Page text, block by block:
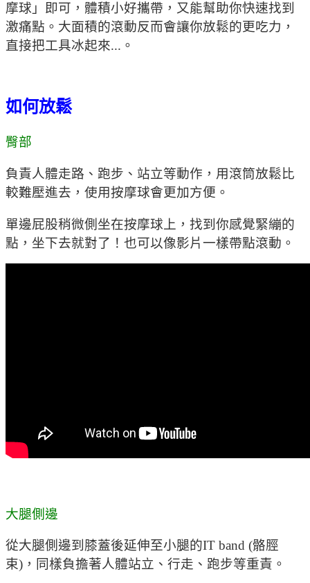
摩球」即可，體積小好攜帶，又能幫助你快速找到
激痛點。大面積的滾動反而會讓你放鬆的更吃力，
直接把工具冰起來...。
如何放鬆
臀部
負責人體走路、跑步、站立等動作，用滾筒放鬆比
較難壓進去，使用按摩球會更加方便。
單邊屁股稍微側坐在按摩球上，找到你感覺緊繃的
點，坐下去就對了！也可以像影片一樣帶點滾動。
大腿側邊
從大腿側邊到膝蓋後延伸至小腿的IT band (骼脛
束)，同樣負擔著人體站立、行走、跑步等重責。